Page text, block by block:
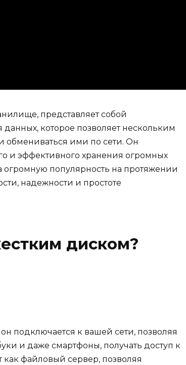
представляет собой
которое позволяет нескольким
обмениваться ими по сети. Он
и эффективного хранения огромных
огромную популярность на протяжении
надежности и простоте
диском?
подключается к вашей сети, позволяя
и даже смартфоны, получать доступ к
файловый сервер, позволяя